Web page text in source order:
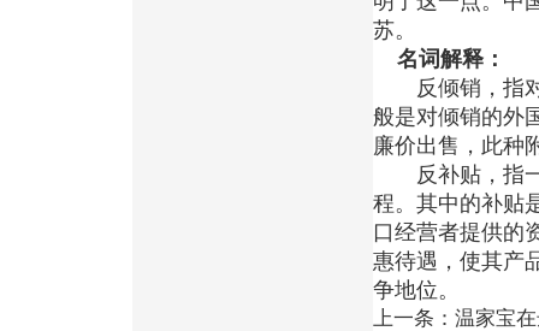
苏。
名词解释：
反倾销，指对
般是对倾销的外
廉价出售，此种
反补贴，指一
程。其中的补贴
口经营者提供的
惠待遇，使其产
争地位。
上一条： 温家宝